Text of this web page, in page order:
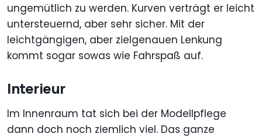
ungemütlich zu werden. Kurven verträgt er leicht
untersteuernd, aber sehr sicher. Mit der
leichtgängigen, aber zielgenauen Lenkung
kommt sogar sowas wie Fahrspaß auf.
Interieur
Im Innenraum tat sich bei der Modellpflege
dann doch noch ziemlich viel. Das ganze